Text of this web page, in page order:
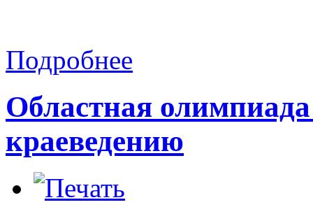
Подробнее
Областная
краеведению